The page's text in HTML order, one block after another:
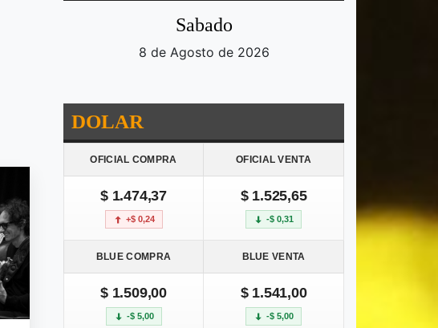
Sabado
8 de Agosto de 2026
DOLAR
OFICIAL COMPRA OFICIAL VENTA
$ 1.474,37
+$ 0,24
$ 1.525,65
-$ 0,31
BLUE COMPRA BLUE VENTA
$ 1.509,00
-$ 5,00
$ 1.541,00
-$ 5,00